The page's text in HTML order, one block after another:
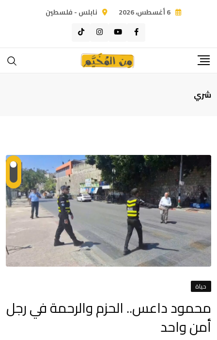
6 أغسطس، 2026 نابلس - فلسطين
شري
حياة
محمود داعس.. الحزم والرحمة في رجل
أمن واحد